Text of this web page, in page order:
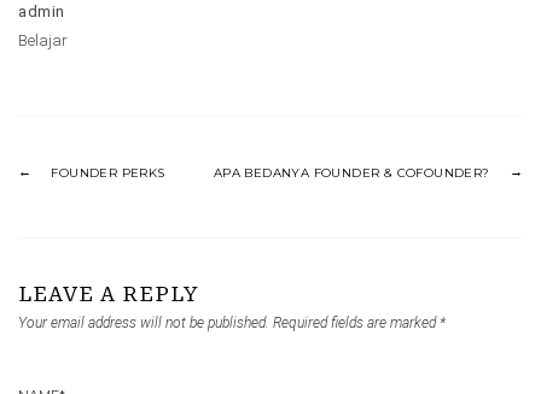
admin
Belajar
FOUNDER PERKS APA BEDANYA FOUNDER & COFOUNDER?
LEAVE A REPLY
Your email address will not be published. Required fields are marked *